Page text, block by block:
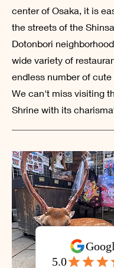
center of Osaka, it is
the streets of the
Dotonbori
wide variety of
endless number of cute
We can't miss visiting
Shrine with its